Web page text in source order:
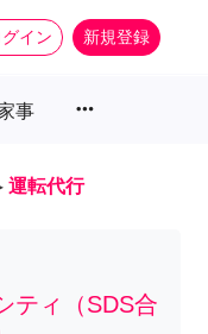
グイン 新規登録
事 more_horiz
運転代行
ティ（SDS合